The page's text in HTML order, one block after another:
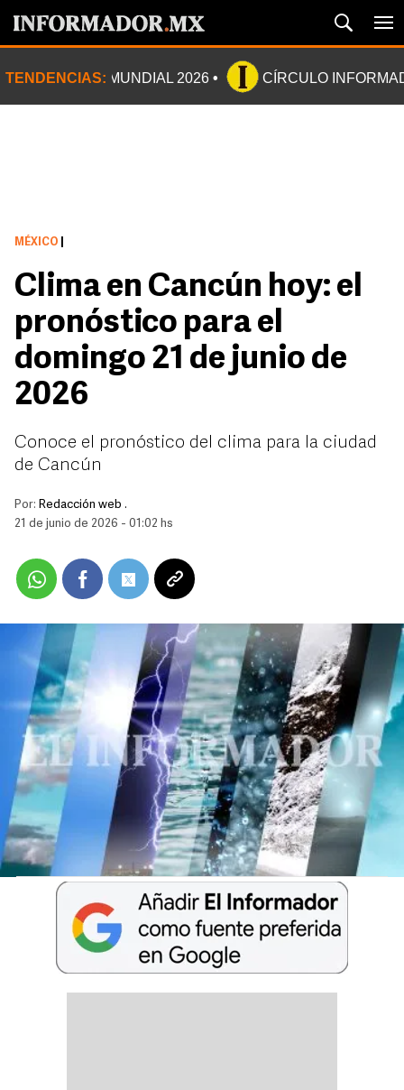
TENDENCIAS: MUNDIAL 2026 CÍRCULO
MÉXICO
Clima en Cancún hoy: el
pronóstico para el
domingo 21 de junio de
2026
Conoce el pronóstico del clima para la ciudad
de Cancún
Por: Redacción web .
21 de junio de 2026 - 01:02 hs